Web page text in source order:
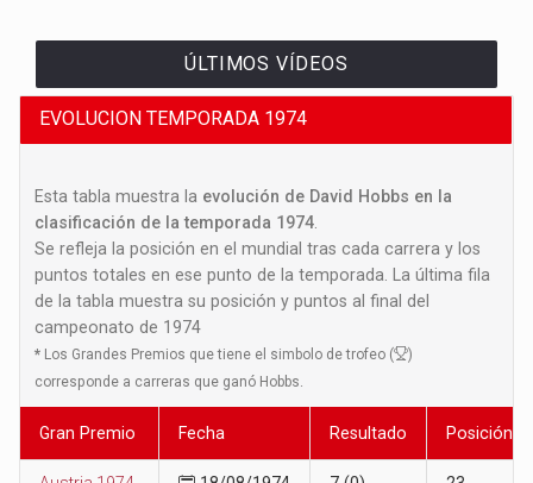
ÚLTIMOS VÍDEOS
EVOLUCION TEMPORADA 1974
Esta tabla muestra la evolución de David Hobbs en la
clasificación de la temporada 1974
Se refleja la posición en el mundial tras cada carrera y los
puntos totales en ese punto de la temporada. La última fila
de la tabla muestra su posición y puntos al final del
campeonato de 1974
* Los Grandes Premios que tiene el simbolo de trofeo (
)
corresponde a carreras que ganó Hobbs.
Gran Premio Fecha Resultado Posición